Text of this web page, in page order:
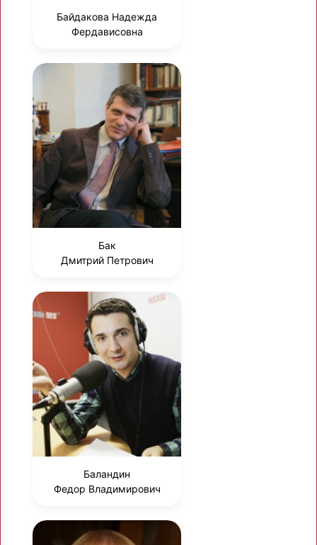
Байдакова Надежда
Фердависовна
Бак
Дмитрий Петрович
Баландин
Федор Владимирович